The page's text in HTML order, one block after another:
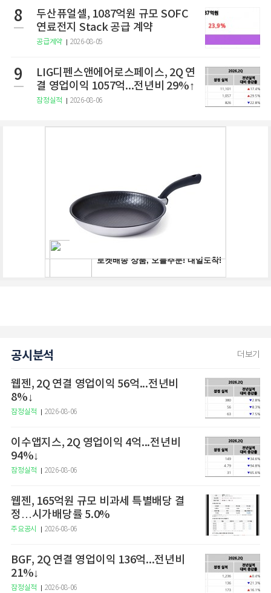
8
두산퓨얼셀, 1087억원 규모 SOFC
연료전지 Stack 공급 계약
공급계약 2026-08-05
9
LIG디펜스앤에어로스페이스, 2Q 연
결 영업이익 1057억...전년비 29%↑
잠정실적 2026-08-06
공시분석 더보기
웹젠, 2Q 연결 영업이익 56억...전년비
8%↓
잠정실적 2026-08-06
이수앱지스, 2Q 영업이익 4억...전년비
94%↓
잠정실적 2026-08-06
웹젠, 165억원 규모 비과세 특별배당 결
정…시가배당률 5.0%
주요공시 2026-08-06
BGF, 2Q 연결 영업이익 136억...전년비
21%↓
잠정실적 2026-08-06